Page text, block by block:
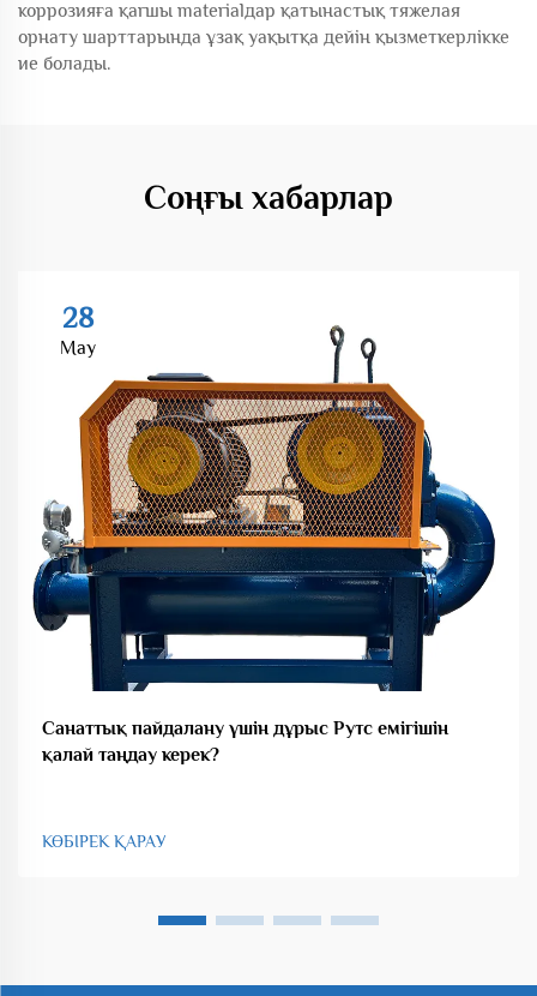
коррозияға қarшы materialдар қатынастық тяжелая
орнату шарттарында ұзақ уақытқа дейін қызметкерлікке
ие болады.
Соңғы хабарлар
28
May
Санаттық пайдалану үшін дұрыс Рутс емігішін
қалай таңдау керек?
КӨБІРЕК ҚАРАУ